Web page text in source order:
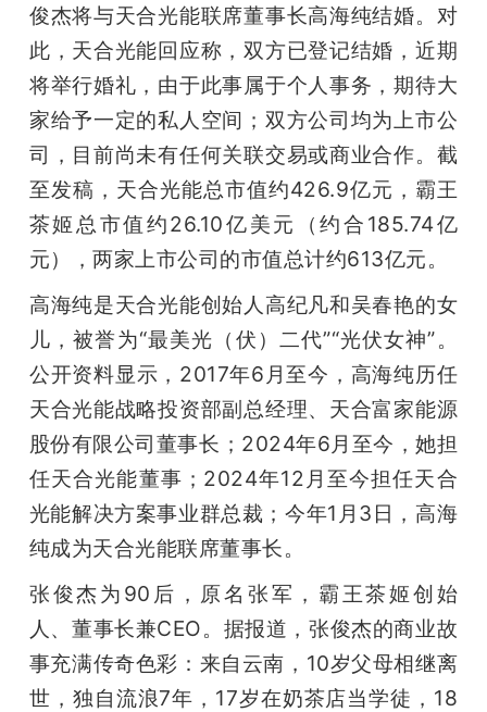
俊杰将与天合光能联席董事长高海纯结婚。对
此，天合光能回应称，双方已登记结婚，近期
将举行婚礼，由于此事属于个人事务，期待大
家给予一定的私人空间；双方公司均为上市公
司，目前尚未有任何关联交易或商业合作。截
至发稿，天合光能总市值约426.9亿元，霸王
茶姬总市值约26.10亿美元（约合185.74亿
元），两家上市公司的市值总计约613亿元。
高海纯是天合光能创始人高纪凡和吴春艳的女
儿，被誉为“最美光（伏）二代”“光伏女神”。
公开资料显示，2017年6月至今，高海纯历任
天合光能战略投资部副总经理、天合富家能源
股份有限公司董事长；2024年6月至今，她担
任天合光能董事；2024年12月至今担任天合
光能解决方案事业群总裁；今年1月3日，高海
纯成为天合光能联席董事长。
张俊杰为90后，原名张军，霸王茶姬创始
人、董事长兼CEO。据报道，张俊杰的商业故
事充满传奇色彩：来自云南，10岁父母相继离
世，独自流浪7年，17岁在奶茶店当学徒，18